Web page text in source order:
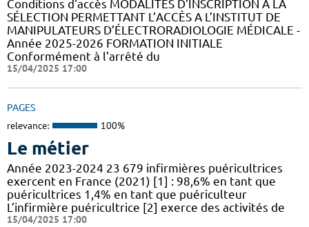
Conditions d'accès MODALITÉS D’INSCRIPTION A LA
SÉLECTION PERMETTANT L’ACCÈS A L’INSTITUT DE
MANIPULATEURS D’ÉLECTRORADIOLOGIE MÉDICALE -
Année 2025-2026 FORMATION INITIALE
Conformément à l’arrêté du
15/04/2025 17:00
PAGES
relevance: 100%
Le métier
Année 2023-2024 23 679 infirmières puéricultrices
exercent en France (2021) [1] : 98,6% en tant que
puéricultrices 1,4% en tant que puériculteur
L’infirmière puéricultrice [2] exerce des activités de
15/04/2025 17:00